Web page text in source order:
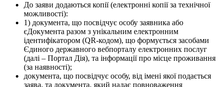
До заяви додаються копії (електронні копії за технічної
можливості):
1) документа, що посвідчує особу заявника або
єДокумента разом з унікальним електронним
ідентифікатором (QR-кодом), що формується засобами
Єдиного державного вебпорталу електронних послуг
(далі ‒ Портал Дія), та інформації про місце проживання
(за наявності);
документа, що посвідчує особу, від імені якої подається
заява, та документа, який надає повноваження